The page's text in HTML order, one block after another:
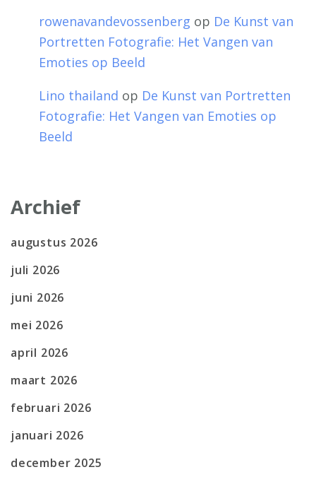
rowenavandevossenberg op De Kunst van
Portretten Fotografie: Het Vangen van
Emoties op Beeld
Lino thailand op De Kunst van Portretten
Fotografie: Het Vangen van Emoties op
Beeld
Archief
augustus 2026
juli 2026
juni 2026
mei 2026
april 2026
maart 2026
februari 2026
januari 2026
december 2025